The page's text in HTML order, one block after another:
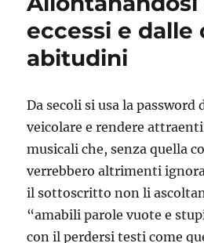
eccessi e dalle
abitudini
Da secoli si usa la
veicolare e rendere
musicali che, senza quella
verrebbero altrimenti
il sottoscritto non li
“amabili parole vuote e
con il perdersi testi come